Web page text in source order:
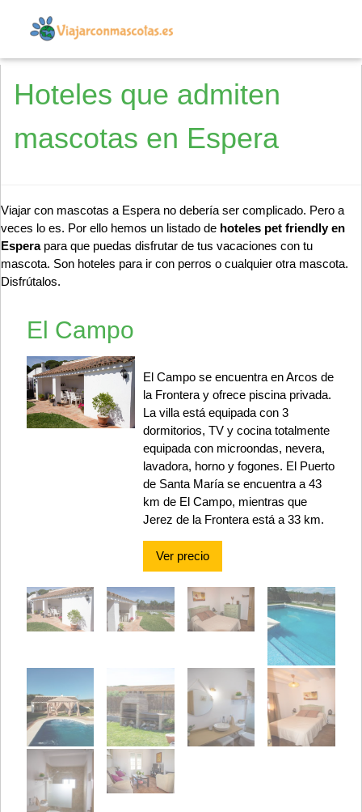
Hoteles que admiten
mascotas en Espera
Viajar con mascotas a Espera no debería ser complicado. Pero a
veces lo es. Por ello hemos un listado de hoteles pet friendly en
Esperapara que puedas disfrutar de tus vacaciones con tu
mascota. Son hoteles para ir con perros o cualquier otra mascota.
Disfrútalos.
El Campo
El Campo se encuentra en Arcos de
la Frontera y ofrece piscina privada.
La villa está equipada con 3
dormitorios, TV y cocina totalmente
equipada con microondas, nevera,
lavadora, horno y fogones. El Puerto
de Santa María se encuentra a 43
km de El Campo, mientras que
Jerez de la Frontera está a 33 km.
Ver precio